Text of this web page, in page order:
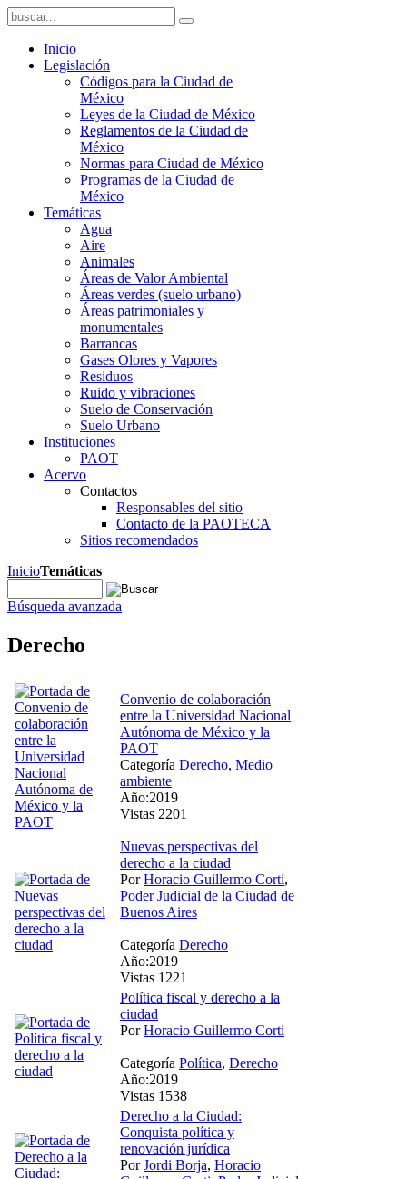
Inicio
Legislación
Códigos para la Ciudad de
México
Leyes de la Ciudad de México
Reglamentos de la Ciudad de
México
Normas para Ciudad de México
Programas de la Ciudad de
México
Temáticas
Agua
Aire
Animales
Áreas de Valor Ambiental
Áreas verdes (suelo urbano)
Áreas patrimoniales y
monumentales
Barrancas
Gases Olores y Vapores
Residuos
Ruido y vibraciones
Suelo de Conservación
Suelo Urbano
Instituciones
PAOT
Acervo
Contactos
Responsables del sitio
Contacto de la PAOTECA
Sitios recomendados
InicioTemáticas
Búsqueda avanzada
Derecho
Convenio de colaboración
entre la Universidad Nacional
Autónoma de México y la
PAOT
Categoría Derecho, Medio
ambiente
Año:2019
Vistas 2201
Nuevas perspectivas del
derecho a la ciudad
PorHoracio Guillermo Corti,
Poder Judicial de la Ciudad de
Buenos Aires
Categoría Derecho
Año:2019
Vistas 1221
Política fiscal y derecho a la
ciudad
PorHoracio Guillermo Corti
Categoría Política, Derecho
Año:2019
Vistas 1538
Derecho a la Ciudad:
Conquista política y
renovación jurídica
PorJordi Borja, Horacio